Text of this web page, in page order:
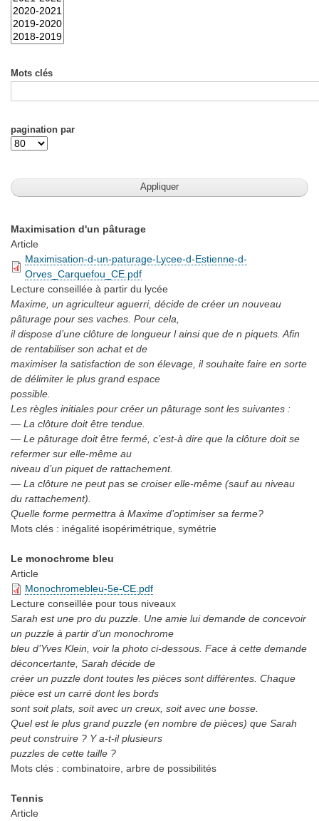
Mots clés
pagination par
Maximisation d'un pâturage
Article
Maximisation-d-un-paturage-Lycee-d-Estienne-d-
Orves_Carquefou_CE.pdf
Lecture conseillée à partir du lycée
Maxime, un agriculteur aguerri, décide de créer un nouveau
pâturage pour ses vaches. Pour cela,
il dispose d’une clôture de longueur l ainsi que de n piquets. Afin
de rentabiliser son achat et de
maximiser la satisfaction de son élevage, il souhaite faire en sorte
de délimiter le plus grand espace
possible.
Les règles initiales pour créer un pâturage sont les suivantes :
— La clôture doit être tendue.
— Le pâturage doit être fermé, c’est-à dire que la clôture doit se
refermer sur elle-même au
niveau d’un piquet de rattachement.
— La clôture ne peut pas se croiser elle-même (sauf au niveau
du rattachement).
Quelle forme permettra à Maxime d’optimiser sa ferme?
Mots clés : inégalité isopérimétrique, symétrie
Le monochrome bleu
Article
Monochromebleu-5e-CE.pdf
Lecture conseillée pour tous niveaux
Sarah est une pro du puzzle. Une amie lui demande de concevoir
un puzzle à partir d’un monochrome
bleu d’Yves Klein, voir la photo ci-dessous. Face à cette demande
déconcertante, Sarah décide de
créer un puzzle dont toutes les pièces sont différentes. Chaque
pièce est un carré dont les bords
sont soit plats, soit avec un creux, soit avec une bosse.
Quel est le plus grand puzzle (en nombre de pièces) que Sarah
peut construire ? Y a-t-il plusieurs
puzzles de cette taille ?
Mots clés : combinatoire, arbre de possibilités
Tennis
Article